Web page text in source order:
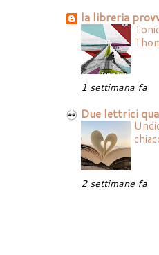
la libreria
1 settimana fa
Due lettrici
2 settimane fa